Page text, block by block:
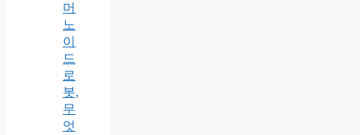
머
노
이
드
로
봇,
무
엇